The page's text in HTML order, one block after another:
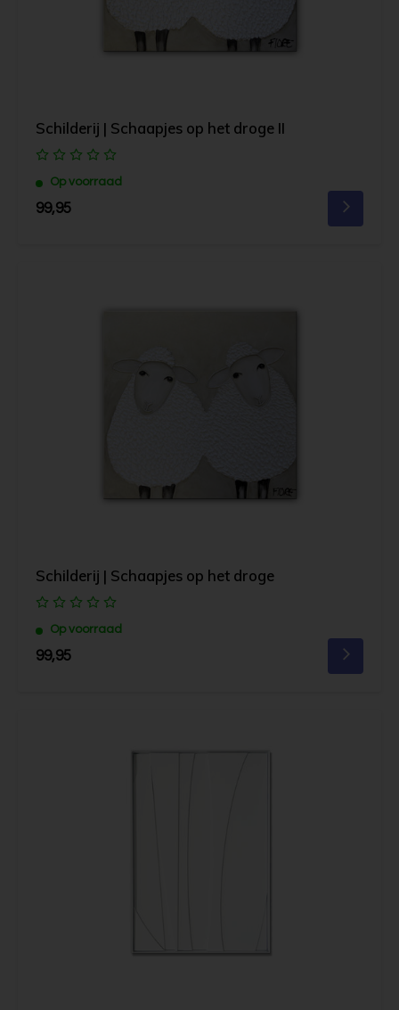
Schilderij | Schaapjes op het droge II
Op voorraad
99,95
Schilderij | Schaapjes op het droge
Op voorraad
99,95